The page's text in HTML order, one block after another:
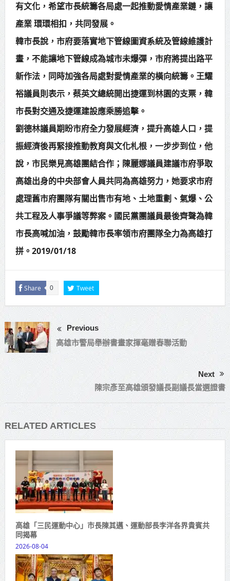
有文化，希望市長統籌各局處一起推動愛情產業鏈，讓
產業 環環相扣，共同發展。
韓市長說，市府要落實地下管線圖資系統及管線維護計
畫，不能讓地下管線成為城市未爆彈，市府將提出路平
新作法，同時加強各局處對愛情產業的橫向統籌。王耀
裕議員則表示，蔡英文總統開出捷運到林園的支票，韓
市長對交通及捷運建設應乘勝追擊。
劉德林議員期盼市府全力發展經濟，提升高雄人口，提
振經濟後再緊接推動教育與文化札根，一步步到位，他
說，市民樂見高雄團結合作；陳麗娜議員建議市府爭取
高雄出身的中央部會人員共同為高雄努力，她要求市府
處理舊市府團隊有關出售市有地、土地重劃、氣爆、公
共工程及人事爭議等弊案。國民黨團議員最後齊聲為韓
市長高喊加油，鼓勵韓市長率領市府團隊全力為高雄打
拼。2019/01/18
Share 0 Tweet
Previous
高雄市警局舉辦書畫家揮毫贈春聯活動
Next
陳宗彥至高雄頒發議長副議長當選證書
RELATED ARTICLES
高雄「三民運動中心」市長陳其邁、運動部長李洋各界貴賓共
同揭幕
2026-08-04